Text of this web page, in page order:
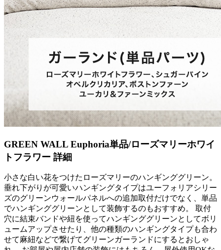
GREEN WALL Euphoria単品/ローズマリーホワイ
トフラワー 詳細
小さな白い花をつけたローズマリーのハンギンググリーン。
垂れ下がりが可愛いハンギングタイプはユーフォリアシリー
ズのグリーンウォールパネルへの追加取付だけでなく、単品
でハンギンググリーンとして装飾するのもおすすめ。 取付
穴に結束バンドや紐を使ってハンギンググリーンとしてボリ
ュームアップさせたり、他の種類のハンギングタイプも合わ
せて麻紐などで繋げてグリーンガーランドにするとおしゃ